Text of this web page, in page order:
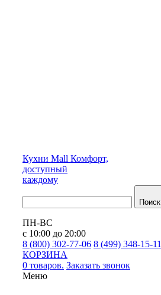
Кухни Mall Комфорт,
доступный
каждому
Поиск
ПН-ВС
с 10:00 до 20:00
8 (800) 302-77-06 8 (499) 348-15-11
КОРЗИНА
0 товаров. Заказать звонок
Меню